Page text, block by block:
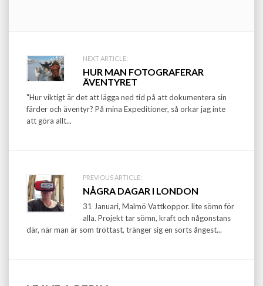
Post
navigation
NEXT ARTICLE:
HUR MAN FOTOGRAFERAR
ÄVENTYRET
"Hur viktigt är det att lägga ned tid på att dokumentera sin
färder och äventyr? På mina Expeditioner, så orkar jag inte
att göra allt...
PREVIOUS ARTICLE:
NÅGRA DAGAR I LONDON
31 Januari, Malmö Vattkoppor. lite sömn för
alla. Projekt tar sömn, kraft och någonstans
där, när man är som tröttast, tränger sig en sorts ångest...